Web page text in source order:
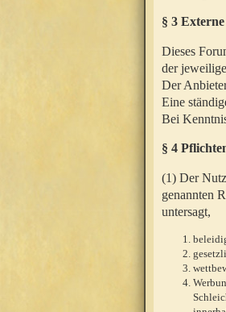
§ 3
Dieses
der
Der
Eine
Bei
§ 4
(1) Der
genannten
untersagt,